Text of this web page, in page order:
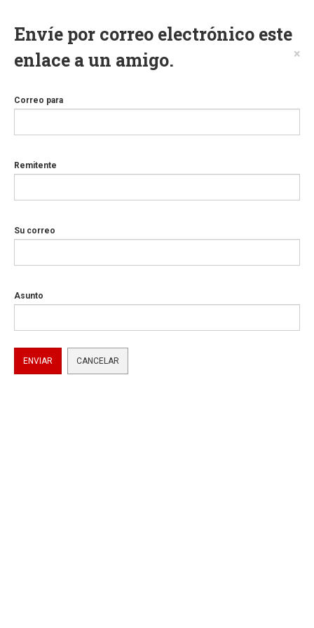
Envíe por correo electrónico este
enlace a un amigo.
×
Correo para
Remitente
Su correo
Asunto
ENVIAR CANCELAR